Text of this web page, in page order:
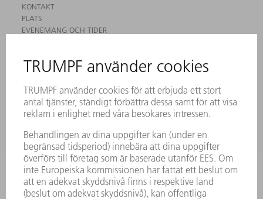
KONTAKT
PLATS
EVENEMANG OCH TIDER
SÄKERHETSDATABLAD
MASKINER & SYSTEM
LASER
KRAFTELEKTRONIK
SMART FACTORY
MJUKVARA
SERVICES
TILLÄMPNINGAR
BRANSCHER
FÖRETAG